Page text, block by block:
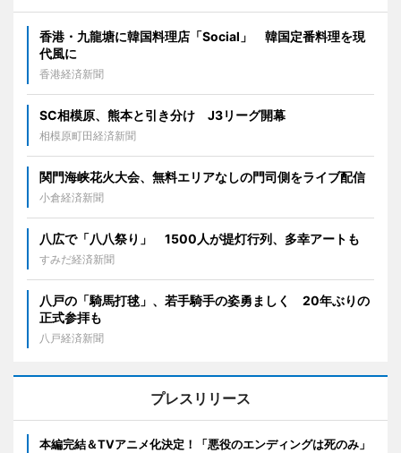
香港・九龍塘に韓国料理店「Social」 韓国定番料理を現
代風に
香港経済新聞
SC相模原、熊本と引き分け J3リーグ開幕
相模原町田経済新聞
関門海峡花火大会、無料エリアなしの門司側をライブ配信
小倉経済新聞
八広で「八八祭り」 1500人が提灯行列、多幸アートも
すみだ経済新聞
八戸の「騎馬打毬」、若手騎手の姿勇ましく 20年ぶりの
正式参拝も
八戸経済新聞
プレスリリース
本編完結＆TVアニメ化決定！「悪役のエンディングは死のみ」